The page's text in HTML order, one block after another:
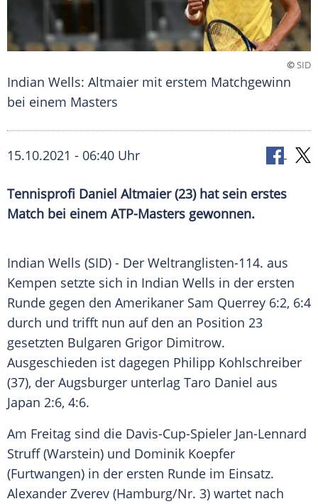
©SID
Indian Wells: Altmaier mit erstem Matchgewinn
bei einem Masters
15.10.2021 - 06:40 Uhr
Tennisprofi Daniel Altmaier(23) hat sein erstes
Match bei einem ATP-Masters gewonnen.
Indian Wells (SID) - Der Weltranglisten-114. aus
Kempen setzte sich in Indian Wells in der ersten
Runde gegen den Amerikaner Sam Querrey 6:2, 6:4
durch und trifft nun auf den an Position 23
gesetzten Bulgaren Grigor Dimitrow.
Ausgeschieden ist dagegen Philipp Kohlschreiber
(37), der Augsburger unterlag Taro Daniel aus
Japan 2:6, 4:6.
Am Freitag sind die Davis-Cup-Spieler Jan-Lennard
Struff(Warstein) und Dominik Koepfer
(Furtwangen) in der ersten Runde im Einsatz.
Alexander Zverev (Hamburg/Nr. 3) wartet nach